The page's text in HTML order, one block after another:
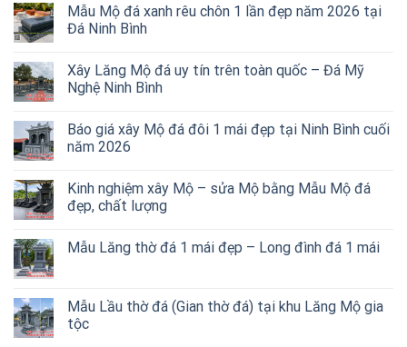
Mẫu Mộ đá xanh rêu chôn 1 lần đẹp năm 2026 tại
Đá Ninh Bình
Xây Lăng Mộ đá uy tín trên toàn quốc – Đá Mỹ
Nghệ Ninh Bình
Báo giá xây Mộ đá đôi 1 mái đẹp tại Ninh Bình cuối
năm 2026
Kinh nghiệm xây Mộ – sửa Mộ bằng Mẫu Mộ đá
đẹp, chất lượng
Mẫu Lăng thờ đá 1 mái đẹp – Long đình đá 1 mái
Mẫu Lầu thờ đá (Gian thờ đá) tại khu Lăng Mộ gia
tộc